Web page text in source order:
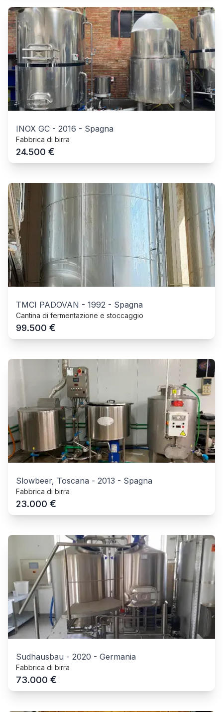
INOX GC - 2016 - Spagna
Fabbrica di birra
24.500 €
TMCI PADOVAN - 1992 - Spagna
Cantina di fermentazione e stoccaggio
99.500 €
Slowbeer, Toscana - 2013 - Spagna
Fabbrica di birra
23.000 €
Sudhausbau - 2020 - Germania
Fabbrica di birra
73.000 €